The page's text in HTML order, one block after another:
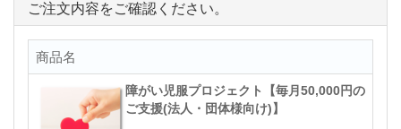
ご注文内容をご確認ください。
商品名
障がい児服プロジェクト【毎月50,000円の
ご支援(法人・団体様向け)】